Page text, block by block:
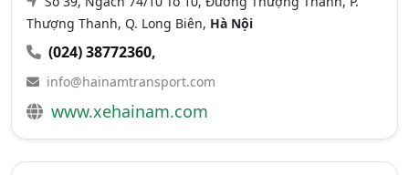
Thượng Thanh, Q. Long Biên, Hà Nội
(024) 38772360,
info@hainamtransport.com
www.xehainam.com